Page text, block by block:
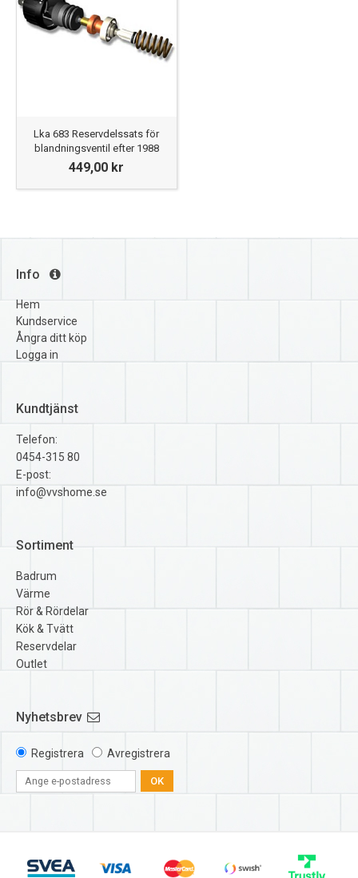
Lka 683 Reservdelssats för
blandningsventil efter 1988
449,00 kr
Info
Hem
Kundservice
Ångra ditt köp
Logga in
Kundtjänst
Telefon:
0454-315 80
E-post:
info@vvshome.se
Sortiment
Badrum
Värme
Rör & Rördelar
Kök & Tvätt
Reservdelar
Outlet
Nyhetsbrev
Registrera Avregistrera
OK